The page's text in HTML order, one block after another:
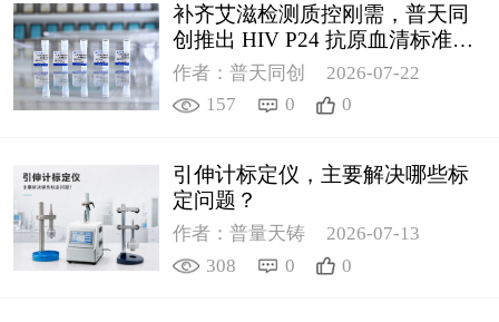
补齐艾滋检测质控刚需，普天同
创推出 HIV P24 抗原血清标准物
质
作者：普天同创
2026-07-22
157
0 0
引伸计标定仪，主要解决哪些标
定问题？
作者：普量天铸
2026-07-13
308
0 0